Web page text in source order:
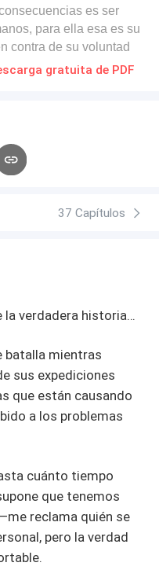
es ser
para ella esa es su
contra de su voluntad
que tan fuerte es. Por
su lobo interior para
medida que ellos dos
rompiendo las
gratuita de PDF
37 Capítulos
la verdadera historia…
batalla mientras
sus expediciones
que están causando
a los problemas
cuánto tiempo
que tenemos
reclama quién se
pero la verdad